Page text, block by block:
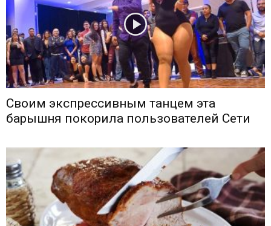
Своим экспрессивным танцем эта
барышня покорила пользователей Сети